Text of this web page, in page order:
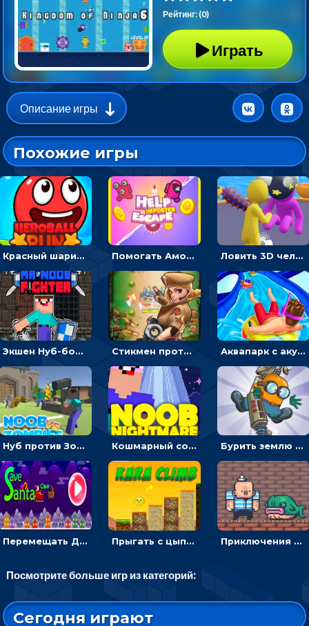
Рейтинг: (0)
Играть
Описание игры
Похожие игры
Красный шарик-герой в бегах: прыгать, чтобы избегать препятствий Помогать Амонг Ас бежать из комнаты через преграды - приключения Ловить 3D человечком своего цвета и собирать драгоценности - гиперказуалка
Экшен Нуб-боец: прыгать через препятствия или бить врагов мечом Стикмен против Зомби: стрелять в зомби и развивать воина Аквапарк с акулами: жми, чтобы лететь к финишу по волнам
Нуб против Зомби: направлять линию на врага и бить молотом Кошмарный сон Нуба: балансируй, чтобы выжить Бурить землю с миньоном, чтобы собирать ископаемые - приключения
Перемещать Деда Мороза с оленями, чтобы стрелять по снеговикам - приключения Прыгать с цыпленком по столбикам вверх, чтобы собирать время - гиперказуальные Приключения Пиратские бомбы: собирать взрывчатку, пока не поднялась вода
Посмотрите больше игр из категорий:
Сегодня играют